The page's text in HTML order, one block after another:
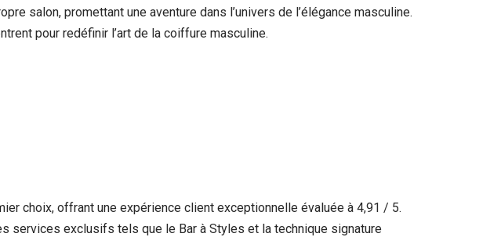
salon, promettant une aventure dans l’univers de l’élégance masculine.
pour redéfinir l’art de la coiffure masculine.
choix, offrant une expérience client exceptionnelle évaluée à 4,91 / 5.
services exclusifs tels que le Bar à Styles et la technique signature